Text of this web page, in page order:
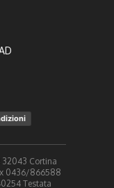
32043 Cortina
0436/866588
Testata